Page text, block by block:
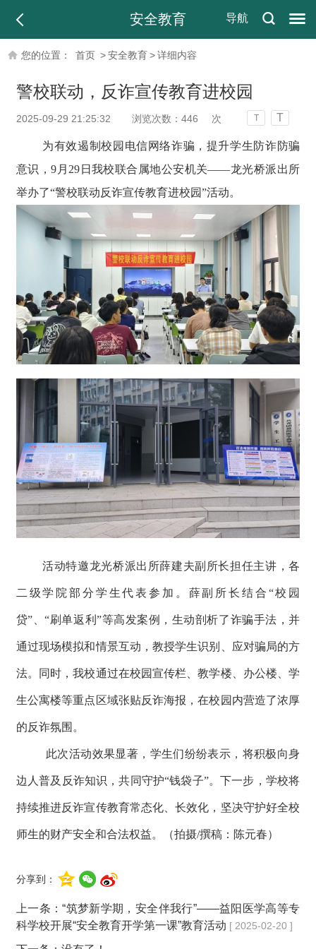
导航
安全教育
您的位置： 首页 >安全教育>详细内容
警校联动，反诈宣传教育进校园
2025-09-29 21:25:32 浏览次数： 446 次 T T
为有效遏制校园电信网络诈骗，提升学生防诈防骗
意识，9月29日我校联合属地公安机关——龙光桥派出所
举办了“警校联动反诈宣传教育进校园”活动。
活动特邀龙光桥派出所薛建夫副所长担任主讲，各
二级学院部分学生代表参加。薛副所长结合“校园
贷”、“刷单返利”等高发案例，生动剖析了诈骗手法，并
通过现场模拟和情景互动，教授学生识别、应对骗局的方
法。同时，我校通过在校园宣传栏、教学楼、办公楼、学
生公寓楼等重点区域张贴反诈海报，在校园内营造了浓厚
的反诈氛围。
此次活动效果显著，学生们纷纷表示，将积极向身
边人普及反诈知识，共同守护“钱袋子”。下一步，学校将
持续推进反诈宣传教育常态化、长效化，坚决守护好全校
师生的财产安全和合法权益。（拍摄/撰稿：陈元春）
分享到：
上一条：“筑梦新学期，安全伴我行”——益阳医学高等专
科学校开展“安全教育开学第一课”教育活动 [ 2025-02-20 ]